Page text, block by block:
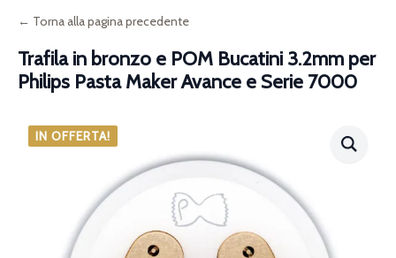
← Torna alla pagina precedente
Trafila in bronzo e POM Bucatini 3.2mm per
Philips Pasta Maker Avance e Serie 7000
IN OFFERTA!